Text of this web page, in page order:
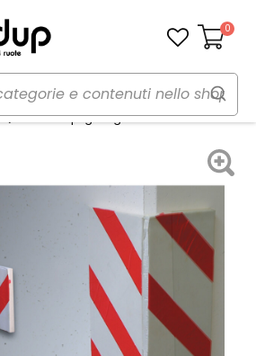
Carrello
0
parcheggio e stoccaggio
Paracolpi garage adesivo - CORA